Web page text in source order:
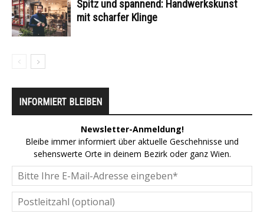
Spitz und spannend: Handwerkskunst
mit scharfer Klinge
INFORMIERT BLEIBEN
Newsletter-Anmeldung!
Bleibe immer informiert über aktuelle Geschehnisse und
sehenswerte Orte in deinem Bezirk oder ganz Wien.